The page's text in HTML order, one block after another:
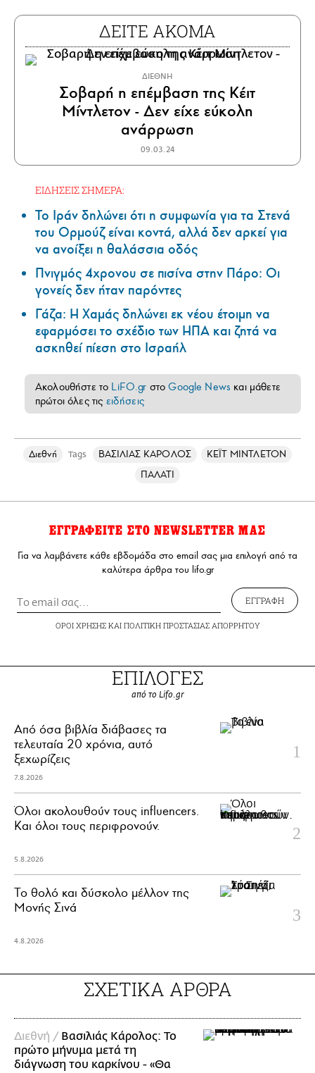
ΔΕΙΤΕ ΑΚΟΜΑ
ΔΙΕΘΝΗ
Σοβαρή η επέμβαση της Κέιτ
Μίντλετον - Δεν είχε εύκολη
ανάρρωση
09.03.24
ΕΙΔΗΣΕΙΣ ΣΗΜΕΡΑ:
Το Ιράν δηλώνει ότι η συμφωνία για τα Στενά
του Ορμούζ είναι κοντά, αλλά δεν αρκεί για
να ανοίξει η θαλάσσια οδός
Πνιγμός 4χρονου σε πισίνα στην Πάρο: Οι
γονείς δεν ήταν παρόντες
Γάζα: Η Χαμάς δηλώνει εκ νέου έτοιμη να
εφαρμόσει το σχέδιο των ΗΠΑ και ζητά να
ασκηθεί πίεση στο Ισραήλ
Ακολουθήστε το LiFO.gr στοGoogle News και μάθετε
πρώτοι όλες τις ειδήσεις
Διεθνή Tags ΒΑΣΙΛΙΑΣ ΚΑΡΟΛΟΣ
ΚΕΪΤ ΜΙΝΤΛΕΤΟΝ
ΠΑΛΑΤΙ
ΕΓΓΡΑΦΕΙΤΕ ΣΤΟ NEWSLETTER ΜΑΣ
Για να λαμβάνετε κάθε εβδομάδα στο email σας μια επιλογή από τα
καλύτερα άρθρα του lifo.gr
ΕΓΓΡΑΦΗ
ΟΡΟΙ ΧΡΗΣΗΣΚΑΙ ΠΟΛΙΤΙΚΗ ΠΡΟΣΤΑΣΙΑΣ ΑΠΟΡΡΗΤΟΥ
ΕΠΙΛΟΓΕΣ
από το Lifo.gr
Από όσα βιβλία διάβασες τα
τελευταία 20 χρόνια, αυτό
ξεχωρίζεις
7.8.2026
Όλοι ακολουθούν τους influencers.
Και όλοι τους περιφρονούν.
5.8.2026
Το θολό και δύσκολο μέλλον της
Μονής Σινά
4.8.2026
ΣΧΕΤΙΚΑ ΑΡΘΡΑ
Διεθνή / Βασιλιάς Κάρολος: Το
πρώτο μήνυμα μετά τη
διάγνωση του καρκίνου - «Θα